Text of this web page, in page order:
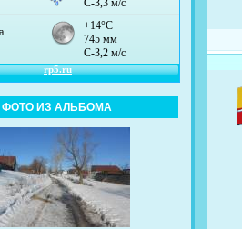
ФОТО ИЗ АЛЬБОМА